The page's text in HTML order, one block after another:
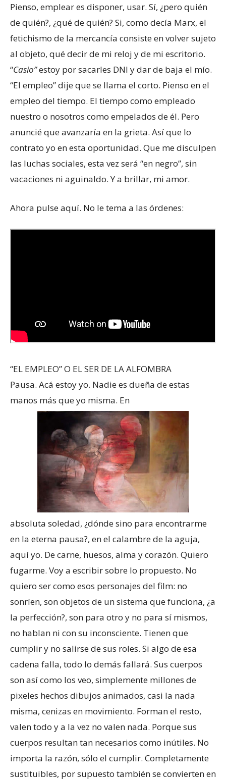
Pienso, emplear es disponer, usar. Sí, ¿pero quién
de quién?, ¿qué de quién? Si, como decía Marx, el
fetichismo de la mercancía consiste en volver sujeto
al objeto, qué decir de mi reloj y de mi escritorio.
“Casio”estoy por sacarles DNI y dar de baja el mío.
“El empleo” dije que se llama el corto. Pienso en el
empleo del tiempo. El tiempo como empleado
nuestro o nosotros como empelados de él. Pero
anuncié que avanzaría en la grieta. Así que lo
contrato yo en esta oportunidad. Que me disculpen
las luchas sociales, esta vez será “en negro”, sin
vacaciones ni aguinaldo. Y a brillar, mi amor.
Ahora pulse aquí. No le tema a las órdenes:
“EL EMPLEO” O EL SER DE LA ALFOMBRA
Pausa. Acá estoy yo. Nadie es dueña de estas
manos más que yo misma. En
absoluta soledad, ¿dónde sino para encontrarme
en la eterna pausa?, en el calambre de la aguja,
aquí yo. De carne, huesos, alma y corazón. Quiero
fugarme. Voy a escribir sobre lo propuesto. No
quiero ser como esos personajes del film: no
sonríen, son objetos de un sistema que funciona, ¿a
la perfección?, son para otro y no para sí mismos,
no hablan ni con su inconsciente. Tienen que
cumplir y no salirse de sus roles. Si algo de esa
cadena falla, todo lo demás fallará. Sus cuerpos
son así como los veo, simplemente millones de
pixeles hechos dibujos animados, casi la nada
misma, cenizas en movimiento. Forman el resto,
valen todo y a la vez no valen nada. Porque sus
cuerpos resultan tan necesarios como inútiles. No
importa la razón, sólo el cumplir. Completamente
sustituibles, por supuesto también se convierten en